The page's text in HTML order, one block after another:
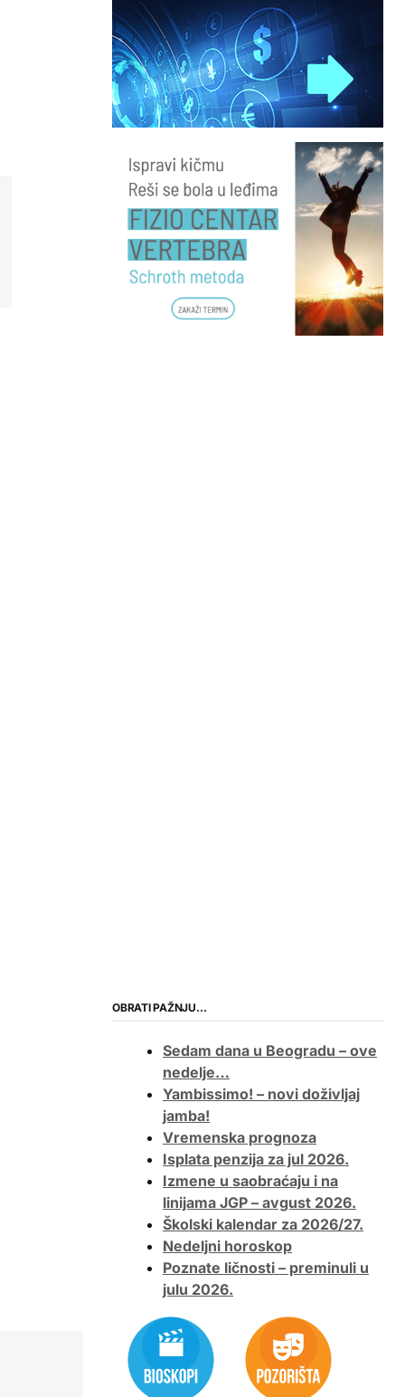
OBRATI PAŽNJU…
Sedam dana u Beogradu – ove
nedelje…
Yambissimo! – novi doživljaj
jamba!
Vremenska prognoza
Isplata penzija za jul 2026.
Izmene u saobraćaju i na
linijama JGP – avgust 2026.
Školski kalendar za 2026/27.
Nedeljni horoskop
Poznate ličnosti – preminuli u
julu 2026.